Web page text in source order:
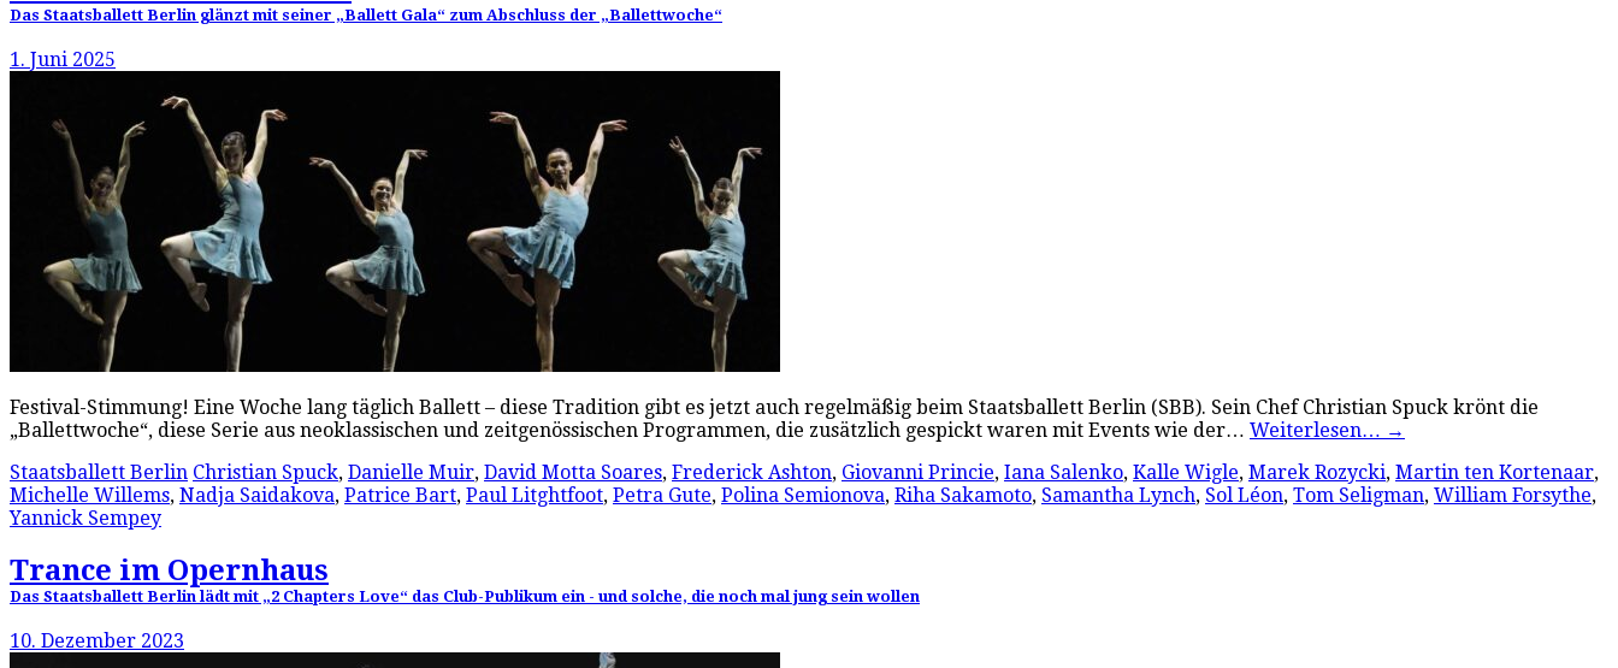
Das Staatsballett Berlin glänzt mit seiner „Ballett Gala“ zum Abschluss der „Ballettwoche“
1. Juni 2025
Festival-Stimmung! Eine Woche lang täglich Ballett – diese Tradition gibt es jetzt auch regelmäßig beim Staatsballett Berlin (SBB). Sein Chef Christian Spuck krönt die
„Ballettwoche“, diese Serie aus neoklassischen und zeitgenössischen Programmen, die zusätzlich gespickt waren mit Events wie der… Weiterlesen… →
Staatsballett Berlin Christian Spuck, Danielle Muir, David Motta Soares, Frederick Ashton, Giovanni Princie, Iana Salenko, Kalle Wigle, Marek Rozycki, Martin ten Kortenaar,
Michelle Willems, Nadja Saidakova, Patrice Bart, Paul Litghtfoot, Petra Gute, Polina Semionova, Riha Sakamoto, Samantha Lynch, Sol Léon, Tom Seligman, William Forsythe,
Yannick Sempey
Trance im Opernhaus
Das Staatsballett Berlin lädt mit „2 Chapters Love“ das Club-Publikum ein - und solche, die noch mal jung sein wollen
10. Dezember 2023